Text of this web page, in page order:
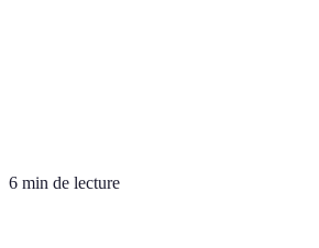
6 min de lecture